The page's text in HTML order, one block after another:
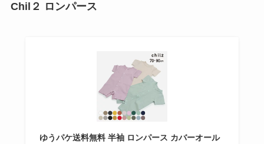
Chil２ ロンパース
ゆうパケ送料無料 半袖 ロンパース カバーオール